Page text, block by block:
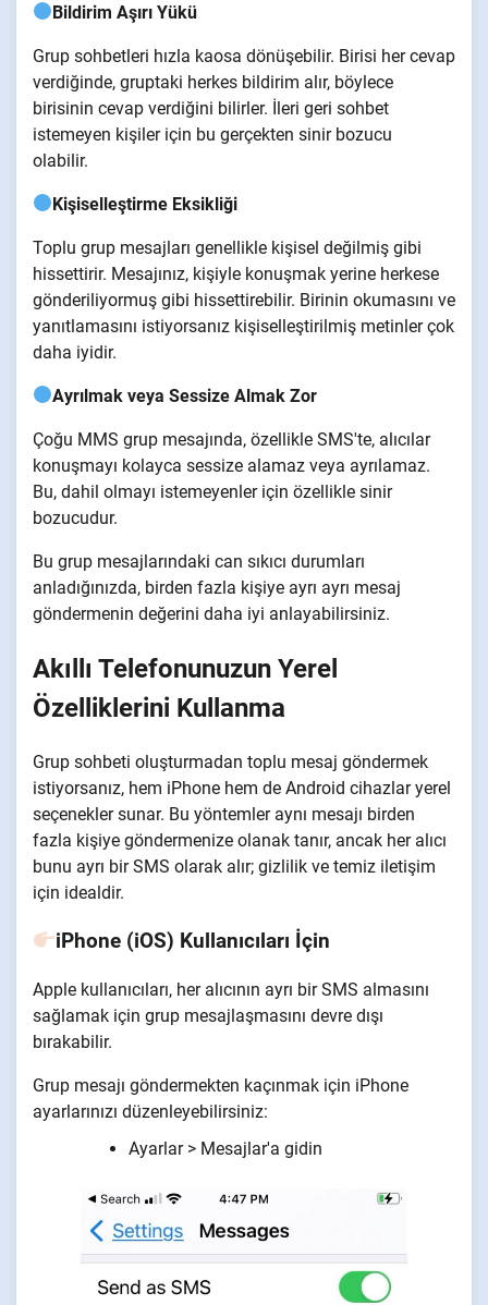
Bildirim Aşırı Yükü
Grup sohbetleri hızla kaosa dönüşebilir. Birisi her cevap
verdiğinde, gruptaki herkes bildirim alır, böylece
birisinin cevap verdiğini bilirler. İleri geri sohbet
istemeyen kişiler için bu gerçekten sinir bozucu
olabilir.
Kişiselleştirme Eksikliği
Toplu grup mesajları genellikle kişisel değilmiş gibi
hissettirir. Mesajınız, kişiyle konuşmak yerine herkese
gönderiliyormuş gibi hissettirebilir. Birinin okumasını ve
yanıtlamasını istiyorsanız kişiselleştirilmiş metinler çok
daha iyidir.
Ayrılmak veya Sessize Almak Zor
Çoğu MMS grup mesajında, özellikle SMS'te, alıcılar
konuşmayı kolayca sessize alamaz veya ayrılamaz.
Bu, dahil olmayı istemeyenler için özellikle sinir
bozucudur.
Bu grup mesajlarındaki can sıkıcı durumları
anladığınızda, birden fazla kişiye ayrı ayrı mesaj
göndermenin değerini daha iyi anlayabilirsiniz.
Akıllı Telefonunuzun Yerel
Özelliklerini Kullanma
Grup sohbeti oluşturmadan toplu mesaj göndermek
istiyorsanız, hem iPhone hem de Android cihazlar yerel
seçenekler sunar. Bu yöntemler aynı mesajı birden
fazla kişiye göndermenize olanak tanır, ancak her alıcı
bunu ayrı bir SMS olarak alır; gizlilik ve temiz iletişim
için idealdir.
iPhone (iOS) Kullanıcıları İçin
Apple kullanıcıları, her alıcının ayrı bir SMS almasını
sağlamak için grup mesajlaşmasını devre dışı
bırakabilir.
Grup mesajı göndermekten kaçınmak için iPhone
ayarlarınızı düzenleyebilirsiniz:
Ayarlar > Mesajlar'a gidin